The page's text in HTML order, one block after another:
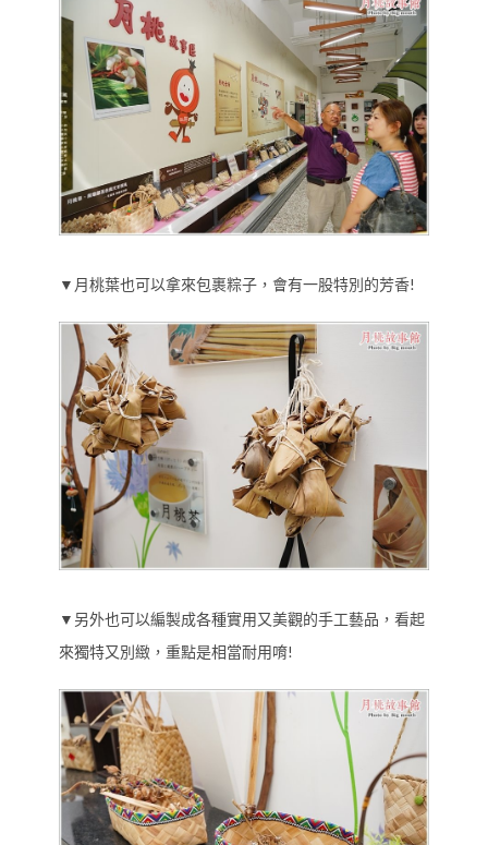
▼月桃葉也可以拿來包裹粽子，會有一股特別的芳香!
▼另外也可以編製成各種實用又美觀的手工藝品，看起
來獨特又別緻，重點是相當耐用唷!